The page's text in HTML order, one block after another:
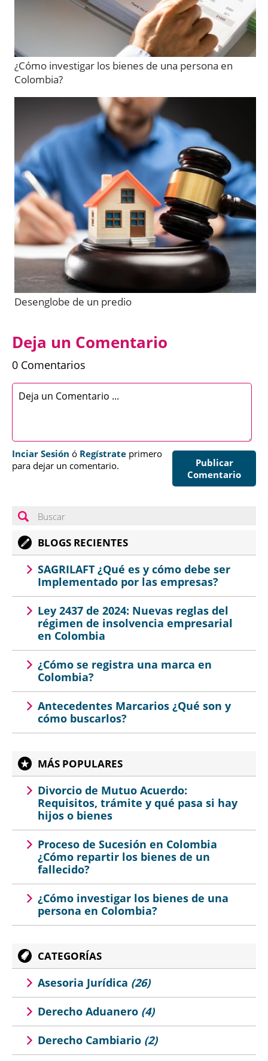
¿Cómo investigar los bienes de una persona en
Colombia?
Desenglobe de un predio
Deja un Comentario
0 Comentarios
Publicar
Comentario
Inciar Sesión ó Regístrate primero
para dejar un comentario.
BLOGS RECIENTES
SAGRILAFT ¿Qué es y cómo debe ser
Implementado por las empresas?
Ley 2437 de 2024: Nuevas reglas del
régimen de insolvencia empresarial
en Colombia
¿Cómo se registra una marca en
Colombia?
Antecedentes Marcarios ¿Qué son y
cómo buscarlos?
MÁS POPULARES
Divorcio de Mutuo Acuerdo:
Requisitos, trámite y qué pasa si hay
hijos o bienes
Proceso de Sucesión en Colombia
¿Cómo repartir los bienes de un
fallecido?
¿Cómo investigar los bienes de una
persona en Colombia?
CATEGORÍAS
Asesoria Jurídica (26)
Derecho Aduanero (4)
Derecho Cambiario (2)